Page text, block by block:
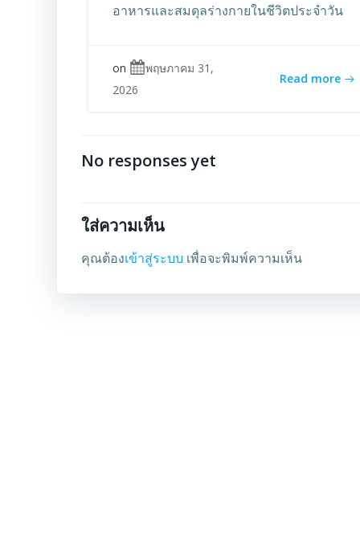
อาหารและสมดุลร่างกายในชีวิตประจำวัน
on
พฤษภาคม 31,
2026
Read more
No responses yet
ใส่ความเห็น
คุณต้องเข้าสู่ระบบ เพื่อจะพิมพ์ความเห็น